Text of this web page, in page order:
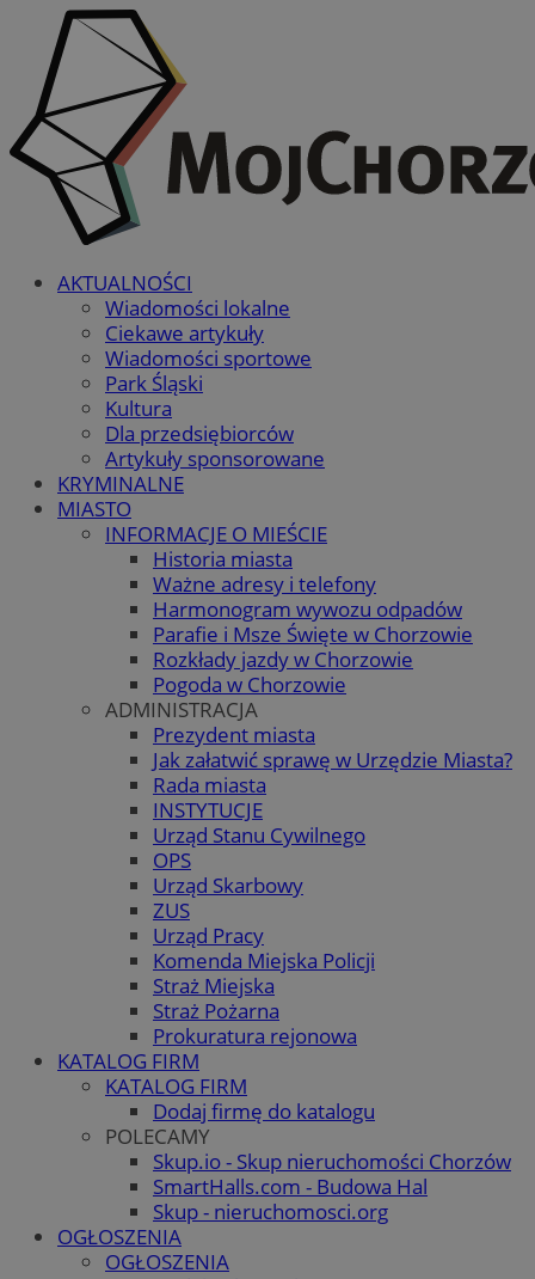
AKTUALNOŚCI
Wiadomości lokalne
Ciekawe artykuły
Wiadomości sportowe
Park Śląski
Kultura
Dla przedsiębiorców
Artykuły sponsorowane
KRYMINALNE
MIASTO
INFORMACJE O MIEŚCIE
Historia miasta
Ważne adresy i telefony
Harmonogram wywozu odpadów
Parafie i Msze Święte w Chorzowie
Rozkłady jazdy w Chorzowie
Pogoda w Chorzowie
ADMINISTRACJA
Prezydent miasta
Jak załatwić sprawę w Urzędzie Miasta?
Rada miasta
INSTYTUCJE
Urząd Stanu Cywilnego
OPS
Urząd Skarbowy
ZUS
Urząd Pracy
Komenda Miejska Policji
Straż Miejska
Straż Pożarna
Prokuratura rejonowa
KATALOG FIRM
KATALOG FIRM
Dodaj firmę do katalogu
POLECAMY
Skup.io - Skup nieruchomości Chorzów
SmartHalls.com - Budowa Hal
Skup - nieruchomosci.org
OGŁOSZENIA
OGŁOSZENIA